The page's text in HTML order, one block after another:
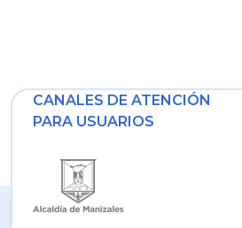
CANALES DE ATENCIÓN
PARA USUARIOS